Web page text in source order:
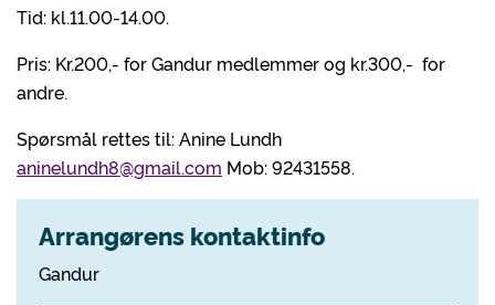
Tid: kl.11.00-14.00.
Pris: Kr.200,- for Gandur medlemmer og kr.300,- for
andre.
Spørsmål rettes til: Anine Lundh
aninelundh8@gmail.com Mob: 92431558.
Arrangørens kontaktinfo
Gandur